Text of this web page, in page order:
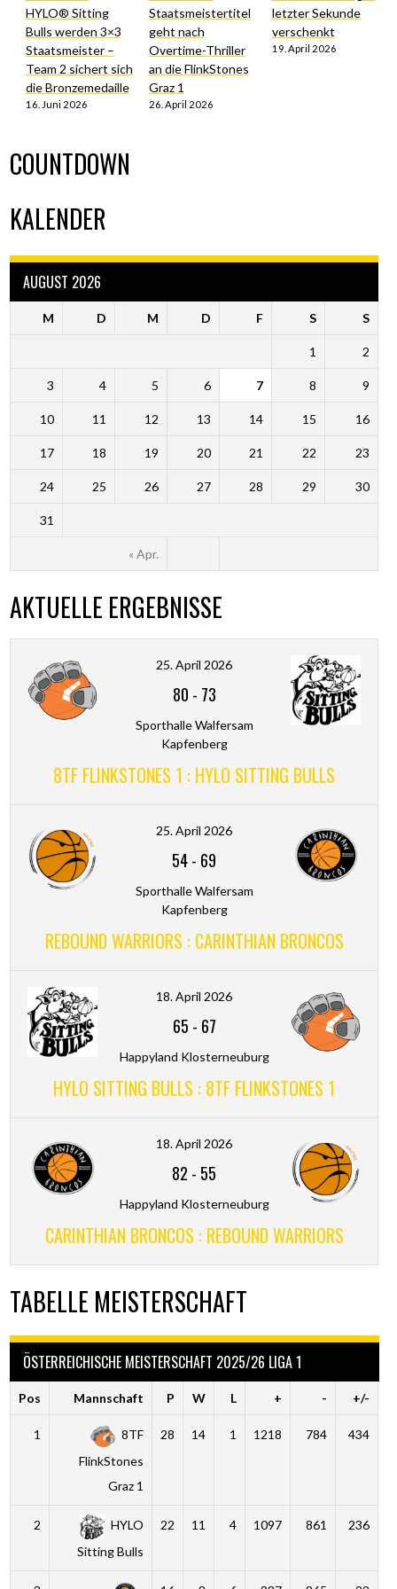
HYLO® Sitting
Bulls werden 3×3
Staatsmeister –
Team 2 sichert sich
die Bronzemedaille
16. Juni 2026
Staatsmeistertitel
geht nach
Overtime-Thriller
an die FlinkStones
Graz 1
26. April 2026
letzter Sekunde
verschenkt
19. April 2026
COUNTDOWN
KALENDER
AUGUST 2026
M D M D F S S
« Apr.
1 2
3 4 5 6 7 8 9
10 11 12 13 14 15 16
17 18 19 20 21 22 23
24 25 26 27 28 29 30
31
AKTUELLE ERGEBNISSE
25. April 2026
80 - 73
Sporthalle Walfersam
Kapfenberg
8TF FLINKSTONES 1 : HYLO SITTING BULLS
25. April 2026
54- 69
Sporthalle Walfersam
Kapfenberg
REBOUND WARRIORS : CARINTHIAN BRONCOS
18. April 2026
65 - 67
Happyland Klosterneuburg
HYLO SITTING BULLS : 8TF FLINKSTONES 1
18. April 2026
82 - 55
Happyland Klosterneuburg
CARINTHIAN BRONCOS : REBOUND WARRIORS
TABELLE MEISTERSCHAFT
ÖSTERREICHISCHE MEISTERSCHAFT 2025/26 LIGA 1
Pos Mannschaft P W L + - +/-
1
8TF
FlinkStones
Graz 1
28 14 1 1218 784 434
2
HYLO
Sitting Bulls
22 11 4 1097 861 236